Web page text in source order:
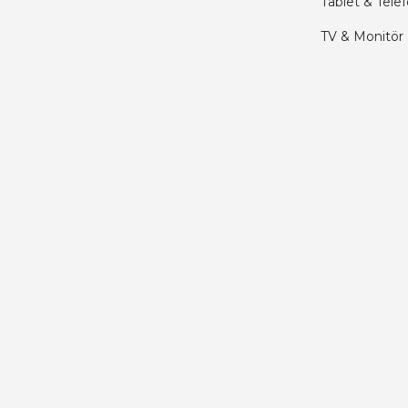
TV & Monitör